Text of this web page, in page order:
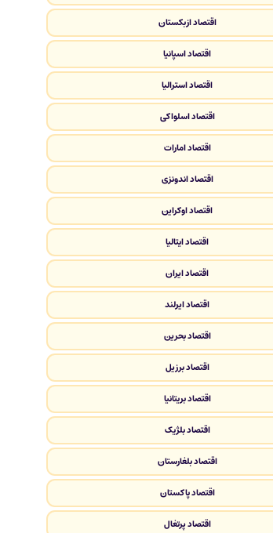
اقتصاد ازبکستان
اقتصاد اسپانیا
اقتصاد استرالیا
اقتصاد اسلواکی
اقتصاد امارات
اقتصاد اندونزی
اقتصاد اوکراین
اقتصاد ایتالیا
اقتصاد ایران
اقتصاد ایرلند
اقتصاد بحرین
اقتصاد برزیل
اقتصاد بریتانیا
اقتصاد بلژیک
اقتصاد بلغارستان
اقتصاد پاکستان
اقتصاد پرتغال